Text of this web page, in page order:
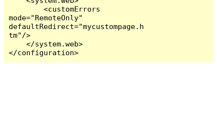
        <customErrors
mode="RemoteOnly"
defaultRedirect="mycustompage.h
tm"/>
    </system.web>
</configuration>